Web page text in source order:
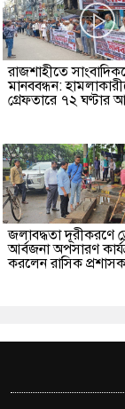
রাজশাহীতে
মানববন্ধন:
গ্রেফতারে ৭২ ঘণ্টার
জলাবদ্ধতা দূরীকরণে
আর্বজনা অপসারণ
করলেন রাসিক প্রশাসক